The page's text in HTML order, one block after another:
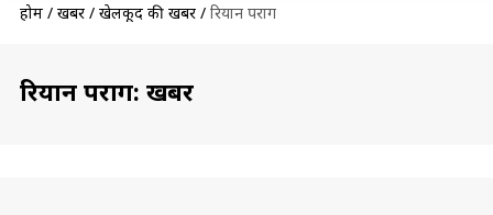
होम / खबरें / खेलकूद की खबरें / रियान पराग
रियान पराग: खबरें